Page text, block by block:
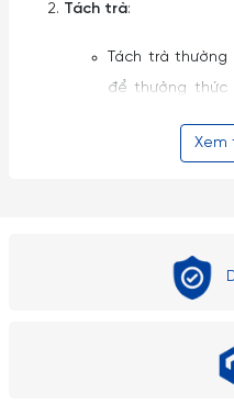
Tách trà:
Tách trà
để thưởng thức
trà có trà lọc
Muỗng trà có
Xem